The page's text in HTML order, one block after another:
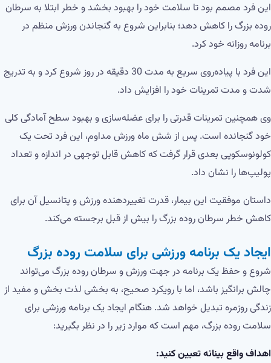
این فرد مصمم بود تا سلامت خود را بهبود بخشد و خطر ابتلا به سرطان
روده بزرگ را کاهش دهد؛ بنابراین شروع به گنجاندن ورزش منظم در
برنامه روزانه خود کرد.
این فرد با پیاده‌روی سریع به مدت 30 دقیقه در روز شروع کرد و به تدریج
شدت و مدت تمرینات خود را افزایش داد.
وی همچنین تمرینات قدرتی را برای عضله‌سازی و بهبود سطح آمادگی کلی
خود گنجانده است. پس از شش ماه ورزش مداوم، این فرد تحت یک
کولونوسکوپی بعدی قرار گرفت که کاهش قابل توجهی در اندازه و تعداد
پولیپ‌ها را نشان داد.
داستان موفقیت این بیمار، قدرت تغییردهنده ورزش و پتانسیل آن برای
کاهش خطر سرطان روده بزرگ را بیش از قبل برجسته می‌کند.
ایجاد یک برنامه ورزشی برای سلامت روده بزرگ
شروع و حفظ یک برنامه در جهت ورزش و سرطان روده بزرگ می‌تواند
چالش برانگیز باشد، اما با رویکرد صحیح، به بخشی لذت بخش و مفید از
زندگی روزمره تبدیل خواهد شد. هنگام ایجاد یک برنامه ورزشی برای
سلامت روده بزرگ، مهم است که موارد زیر را در نظر بگیرید:
اهداف واقع بینانه تعیین کنید: